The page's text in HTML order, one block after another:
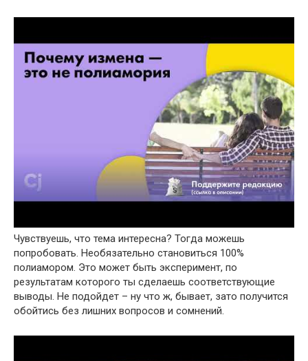
Чувствуешь, что тема интересна? Тогда можешь
попробовать. Необязательно становиться 100%
полиамором. Это может быть эксперимент, по
результатам которого ты сделаешь соответствующие
выводы. Не подойдет – ну что ж, бывает, зато получится
обойтись без лишних вопросов и сомнений.